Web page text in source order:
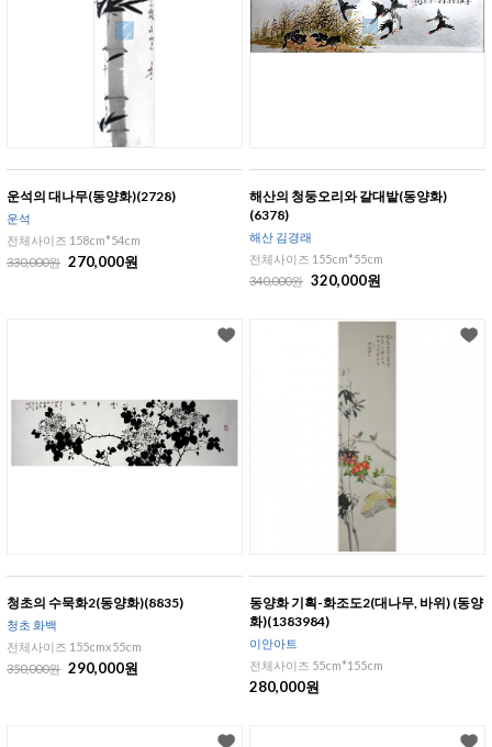
운석의 대나무(동양화)(2728)
운석
전체사이즈 158cm*54cm
330,000원 270,000원
해산의 청둥오리와 갈대밭(동양화)
(6378)
해산 김경래
전체사이즈 155cm*55cm
340,000원 320,000원
청초의 수묵화2(동양화)(8835)
청초 화백
전체사이즈 155cmx55cm
350,000원 290,000원
동양화 기획-화조도2(대나무, 바위) (동양
화)(1383984)
이안아트
전체사이즈 55cm*155cm
280,000원